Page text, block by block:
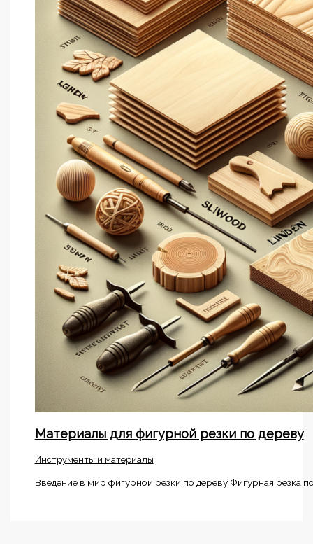
Материалы для фигурной резки по дереву
Инструменты и материалы
Введение в мир фигурной резки по дереву Фигурная резка